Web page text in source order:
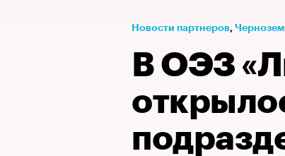
Проверка контрагентов
Новости партнеров⁠,
В ОЭЗ